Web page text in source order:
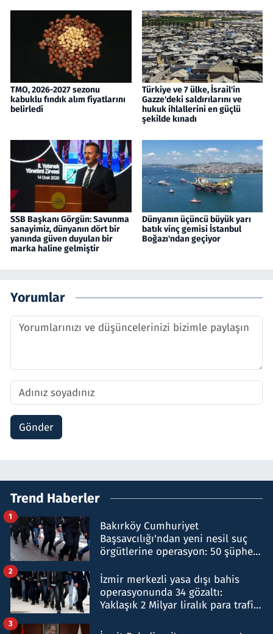
TMO, 2026-2027 sezonu
kabuklu fındık alım fiyatlarını
belirledi
Türkiye ve 7 ülke, İsrail'in
Gazze'deki saldırılarını ve
hukuk ihlallerini en güçlü
şekilde kınadı
SSB Başkanı Görgün: Savunma
sanayimiz, dünyanın dört bir
yanında güven duyulan bir
marka haline gelmiştir
Dünyanın üçüncü büyük yarı
batık vinç gemisi İstanbul
Boğazı'ndan geçiyor
Yorumlar
Gönder
Trend Haberler
Bakırköy Cumhuriyet
Başsavcılığı'ndan yeni nesil suç
örgütlerine operasyon: 50 şüpheli
1
İzmir merkezli yasa dışı bahis
operasyonunda 34 gözaltı:
Yaklaşık 2 Milyar liralık para trafiği
2
3